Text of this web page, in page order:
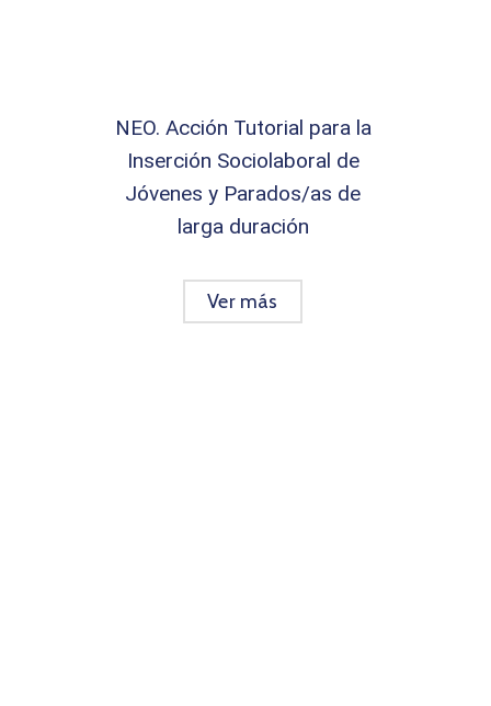
NEO. Acción Tutorial para la
Inserción Sociolaboral de
Jóvenes y Parados/as de
larga duración
Ver más